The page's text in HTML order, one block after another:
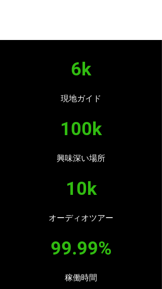
6k
現地ガイド
100k
興味深い場所
10k
オーディオツアー
99.99%
稼働時間